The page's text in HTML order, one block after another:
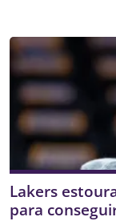
Lakers
para